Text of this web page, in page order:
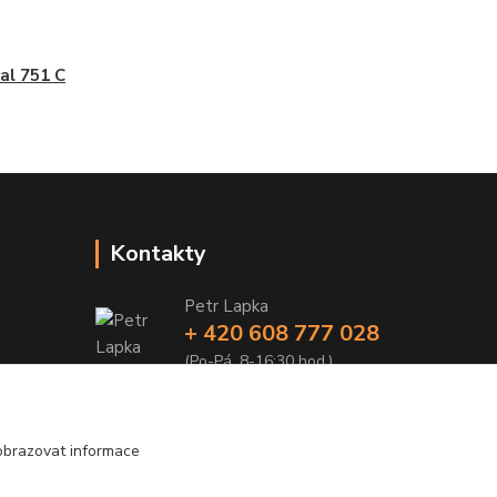
751 C
Kontakty
Petr Lapka
+ 420 608 777 028
(Po-Pá, 8-16:30 hod.)
informace